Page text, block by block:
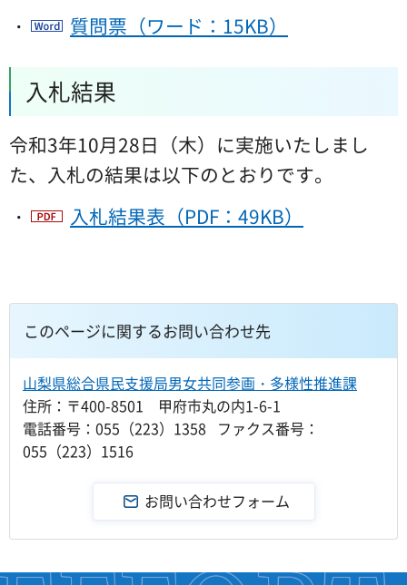
・
質問票（ワード：15KB）
入札結果
令和3年10月28日（木）に実施いたしまし
た、入札の結果は以下のとおりです。
・
入札結果表（PDF：49KB）
このページに関するお問い合わせ先
山梨県総合県民支援局男女共同参画・多様性推進課
住所：〒400-8501 甲府市丸の内1-6-1
電話番号：055（223）1358 ファクス番号：
055（223）1516